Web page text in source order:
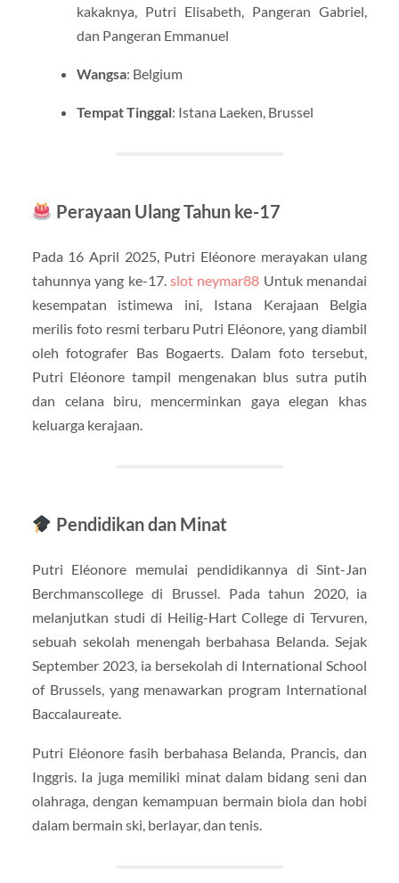
kakaknya, Putri Elisabeth, Pangeran Gabriel,
dan Pangeran Emmanuel
Wangsa: Belgium
Tempat Tinggal: Istana Laeken, Brussel
Perayaan Ulang Tahun ke-17
Pada 16 April 2025, Putri Eléonore merayakan ulang
tahunnya yang ke-17. slot neymar88 Untuk menandai
kesempatan istimewa ini, Istana Kerajaan Belgia
merilis foto resmi terbaru Putri Eléonore, yang diambil
oleh fotografer Bas Bogaerts. Dalam foto tersebut,
Putri Eléonore tampil mengenakan blus sutra putih
dan celana biru, mencerminkan gaya elegan khas
keluarga kerajaan.
Pendidikan dan Minat
Putri Eléonore memulai pendidikannya di Sint-Jan
Berchmanscollege di Brussel. Pada tahun 2020, ia
melanjutkan studi di Heilig-Hart College di Tervuren,
sebuah sekolah menengah berbahasa Belanda. Sejak
September 2023, ia bersekolah di International School
of Brussels, yang menawarkan program International
Baccalaureate.
Putri Eléonore fasih berbahasa Belanda, Prancis, dan
Inggris. Ia juga memiliki minat dalam bidang seni dan
olahraga, dengan kemampuan bermain biola dan hobi
dalam bermain ski, berlayar, dan tenis.